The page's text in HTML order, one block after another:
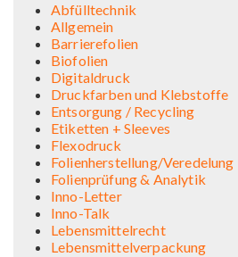
Abfülltechnik
Allgemein
Barrierefolien
Biofolien
Digitaldruck
Druckfarben und Klebstoffe
Entsorgung / Recycling
Etiketten + Sleeves
Flexodruck
Folienherstellung/Veredelung
Folienprüfung & Analytik
Inno-Letter
Inno-Talk
Lebensmittelrecht
Lebensmittelverpackung